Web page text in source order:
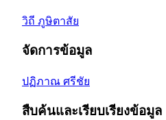
วิถี ภูษิตาสัย
จัดการข้อมูล
ปฏิภาณ ศรีชัย
สืบค้นและเรียบเรียงข้อมูล